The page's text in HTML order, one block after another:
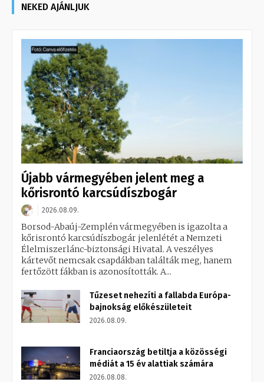
NEKED AJÁNLJUK
Újabb vármegyében jelent meg a
kőrisrontó karcsúdíszbogár
2026.08.09.
Borsod-Abaúj-Zemplén vármegyében is igazolta a
kőrisrontó karcsúdíszbogár jelenlétét a Nemzeti
Élelmiszerlánc-biztonsági Hivatal. A veszélyes
kártevőt nemcsak csapdákban találták meg, hanem
fertőzött fákban is azonosították. A...
Tűzeset nehezíti a fallabda Európa-
bajnokság előkészületeit
2026.08.09.
Franciaország betiltja a közösségi
médiát a 15 év alattiak számára
2026.08.08.